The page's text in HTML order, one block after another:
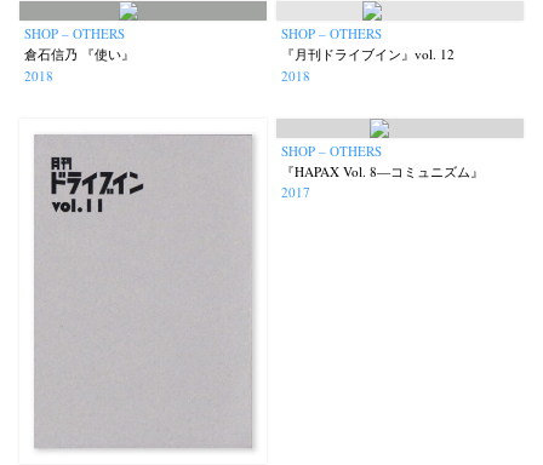
SHOP – OTHERS
倉石信乃 『使い』
2018
SHOP – OTHERS
『月刊ドライブイン』vol. 12
2018
SHOP – OTHERS
『HAPAX Vol. 8—コミュニズム』
2017